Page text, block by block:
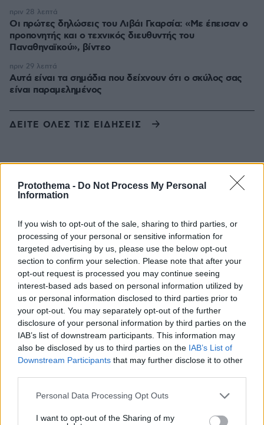
Protothema - Do Not Process My Personal
Information
If you wish to opt-out of the sale, sharing to third parties, or
processing of your personal or sensitive information for
targeted advertising by us, please use the below opt-out
section to confirm your selection. Please note that after your
opt-out request is processed you may continue seeing
interest-based ads based on personal information utilized by
us or personal information disclosed to third parties prior to
your opt-out. You may separately opt-out of the further
disclosure of your personal information by third parties on the
IAB’s list of downstream participants. This information may
also be disclosed by us to third parties on the IAB’s List of
Downstream Participants that may further disclose it to other
Please note that this website/app uses one or more Google
not limited to your visit or usage behaviour. You may click to
Personal Data Processing Opt Outs
I want to opt-out of the Sharing of my
Οι πρώτες δηλώσεις του Λιβάι Γκαρσία: «Με έπεισαν ο
προπονητής και ο τεχνικός διευθυντής του
Παναθηναϊκού», βίντεο
πριν 28 λεπτά
Αυτά είναι τα σημάδια που δείχνουν ότι ο σκύλος σας
είναι παραμελημένος
πριν 29 λεπτά
ΔΕΙΤΕ ΟΛΕΣ ΤΙΣ ΕΙΔΗΣΕΙΣ
ΤΑ ΠΙΟ ΔΗΜΟΦΙΛΗ